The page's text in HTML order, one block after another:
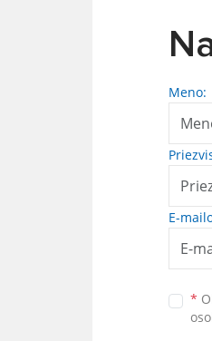
Meno:
E-
*